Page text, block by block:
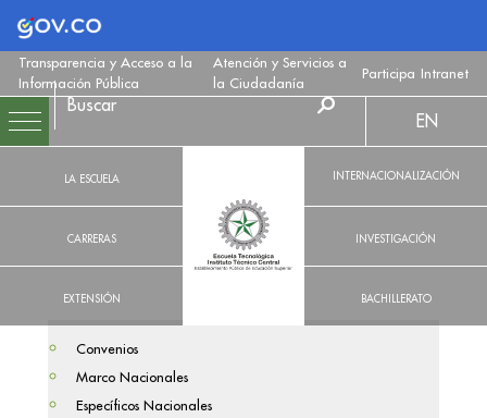
Logo Gobierno de Colombia
Transparencia y Acceso a la
Información Pública
Atención y Servicios a
la Ciudadanía
Participa Intranet
LA ESCUELA
CARRERAS
EXTENSIÓN
EN
INTERNACIONALIZACIÓN
INVESTIGACIÓN
BACHILLERATO
Convenios
Marco Nacionales
Específicos Nacionales